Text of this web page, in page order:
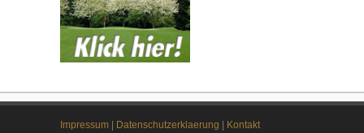
Impressum Datenschutzerklaerung Kontakt